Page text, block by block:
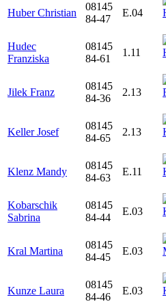
Huber Christian
08145
84-47
E.04
Hudec
Franziska
08145
84-61
1.11
Jilek Franz
08145
84-36
2.13
Keller Josef
08145
84-65
2.13
Klenz Mandy
08145
84-63
E.11
Kobarschik
Sabrina
08145
84-44
E.03
Kral Martina
08145
84-45
E.03
Kunze Laura
08145
84-46
E.03